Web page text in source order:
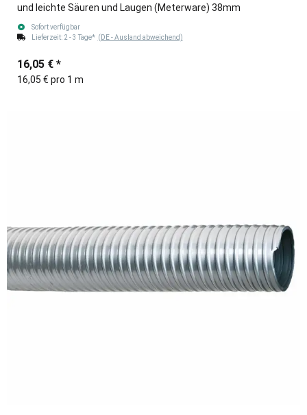
und leichte Säuren und Laugen (Meterware) 38mm
Sofort verfügbar
Lieferzeit: 2 - 3 Tage* (DE - Ausland abweichend)
16,05 € *
16,05 € pro 1 m